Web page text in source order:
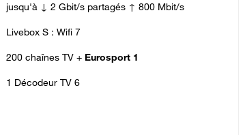
jusqu'à ↓ 2 Gbit/s partagés ↑ 800 Mbit/s
Livebox S : Wifi 7
200 chaînes TV + Eurosport 1
1 Décodeur TV 6